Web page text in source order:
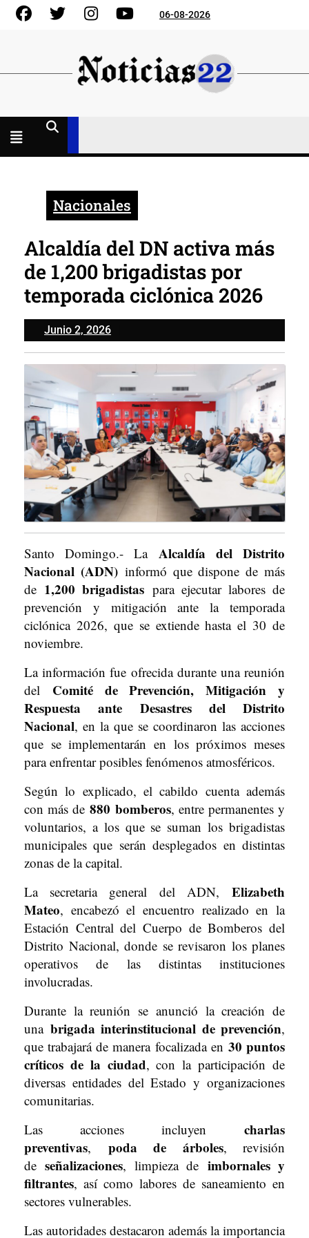
Skip
FacebookGorjeo InstagramYouTube06-08-2026
Nacionales
Alcaldía del DN activa más
de 1,200 brigadistas por
temporada ciclónica 2026
Junio 2, 2026Junio
2,
2026
Santo Domingo.- La Alcaldía del Distrito
Nacional (ADN)informó que dispone de más
de 1,200 brigadistas para ejecutar labores de
prevención y mitigación ante la temporada
ciclónica 2026, que se extiende hasta el 30 de
noviembre.
La información fue ofrecida durante una reunión
del Comité de Prevención, Mitigación y
Respuesta ante Desastres del Distrito
Nacional, en la que se coordinaron las acciones
que se implementarán en los próximos meses
para enfrentar posibles fenómenos atmosféricos.
Según lo explicado, el cabildo cuenta además
con más de880 bomberos, entre permanentes y
voluntarios, a los que se suman los brigadistas
municipales que serán desplegados en distintas
zonas de la capital.
La secretaria general del ADN, Elizabeth
Mateo, encabezó el encuentro realizado en la
Estación Central del Cuerpo de Bomberos del
Distrito Nacional, donde se revisaron los planes
operativos de las distintas instituciones
involucradas.
Durante la reunión se anunció la creación de
una brigada interinstitucional de prevención,
que trabajará de manera focalizada en 30 puntos
críticos de la ciudad, con la participación de
diversas entidades del Estado y organizaciones
comunitarias.
Las acciones incluyen charlas
preventivas, poda de árboles, revisión
deseñalizaciones, limpieza de imbornales y
filtrantes, así como labores de saneamiento en
sectores vulnerables.
Las autoridades destacaron además la importancia